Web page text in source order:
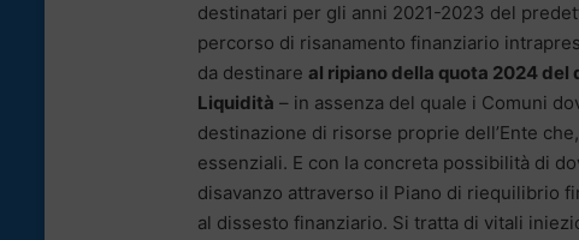
destinatari per gli anni 2021-2023 del
percorso di risanamento finanziario
da destinare al ripiano della quota 2024 del
Liquidità – in assenza del quale i Comuni
destinazione di risorse proprie dell’Ente
essenziali. E con la concreta possibilità di
disavanzo attraverso il Piano di riequilibrio
al dissesto finanziario. Si tratta di vitali